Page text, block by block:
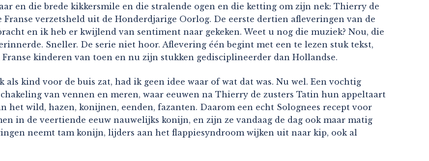
en die brede kikkersmile en die stralende ogen en die ketting om zijn nek: Thierry de
verzetsheld uit de Honderdjarige Oorlog. De eerste dertien afleveringen van de
en ik heb er kwijlend van sentiment naar gekeken. Weet u nog die muziek? Nou, die
Sneller. De serie niet hoor. Aflevering één begint met een te lezen stuk tekst,
kinderen van toen en nu zijn stukken gedisciplineerder dan Hollandse.
kind voor de buis zat, had ik geen idee waar of wat dat was. Nu wel. Een vochtig
van vennen en meren, waar eeuwen na Thierry de zusters Tatin hun appeltaart
het wild, hazen, konijnen, eenden, fazanten. Daarom een echt Solognees recept voor
in de veertiende eeuw nauwelijks konijn, en zijn ze vandaag de dag ook maar matig
neemt tam konijn, lijders aan het flappiesyndroom wijken uit naar kip, ook al